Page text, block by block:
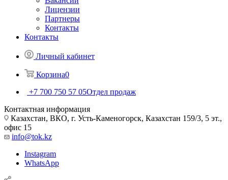
Лицензии
Партнеры
Контакты
Контакты
Личный кабинет
Корзина0
+7 700 750 57 05Отдел продаж
Контактная информация
Казахстан, ВКО, г. Усть-Каменогорск, Казахстан 159/3, 5 эт.,
офис 15
info@tok.kz
Instagram
WhatsApp